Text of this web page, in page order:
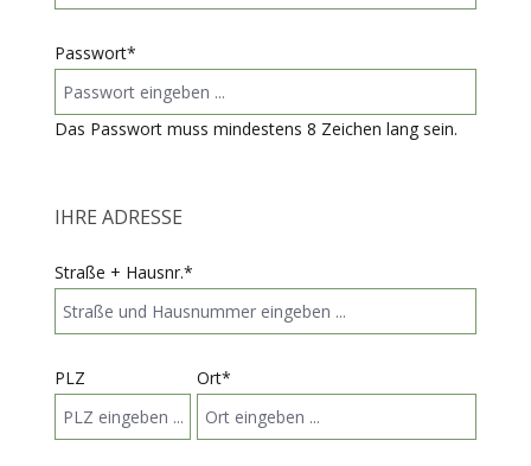
Passwort*
Das Passwort muss mindestens 8 Zeichen lang sein.
IHRE ADRESSE
Straße + Hausnr.*
PLZ Ort*